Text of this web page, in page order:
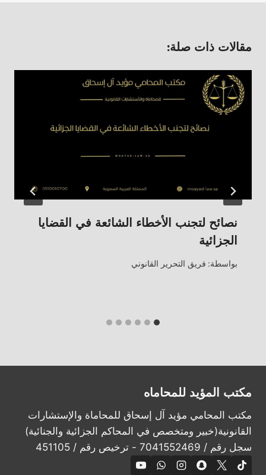
مقالات ذات صلة:
نصائح لتجنب الأخطاء الشائعة في القضايا
الجزائية
بواسطة: فريق التحرير القانوني
مكتب المؤيد للمحاماه
مكتب المحامي مؤيد آل إسحاق للمحاماة والإستشارات
القانونية(خبير ومتخصص في المحاكم الجزائية والجنائية)
سجل رقم / 7041552469 - ترخيص رقم / 451105